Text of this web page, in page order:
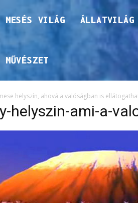
MESÉS VILÁG ÁLLATVILÁG
MŰVÉSZET
helyszín, ahová a valóságban is
helyszin-ami-a-